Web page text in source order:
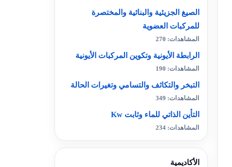
الصيغ الجزيئية والبنائية والمختصرة
للمركبات العضوية
المشاهدات: 270
الرابطة الأيونية وتكوين المركبات الأيونية
المشاهدات: 190
التبخر والتكاثف والتسامي وتغيرات الحالة
المشاهدات: 349
التأين الذاتي للماء وثابت Kw
المشاهدات: 234
الأكاديمية